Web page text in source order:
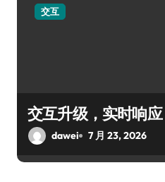
交互
交互升级，实时响
dawei 7 月 23, 2026